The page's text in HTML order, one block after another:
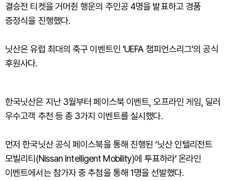
결승전 티켓을 거머쥔 행운의 주인공 4명을 발표하고 경품
증정식을 진행했다.
닛산은 유럽 최대의 축구 이벤트인 ‘UEFA 챔피언스리그’의 공식
후원사다.
한국닛산은 지난 3월부터 페이스북 이벤트, 오프라인 게임, 딜러
우수고객 추천 등 총 3가지 이벤트를 실시했다.
먼저 한국닛산 공식 페이스북을 통해 진행된 ‘닛산 인텔리전트
모빌리티(Nissan Intelligent Mobility)에 투표하라’ 온라인
이벤트에서는 참가자 중 추첨을 통해 1명을 선발했다.